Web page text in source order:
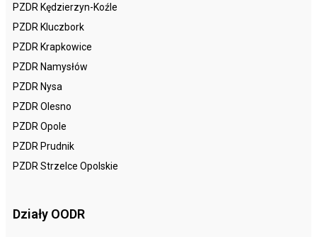
PZDR Kędzierzyn-Koźle
PZDR Kluczbork
PZDR Krapkowice
PZDR Namysłów
PZDR Nysa
PZDR Olesno
PZDR Opole
PZDR Prudnik
PZDR Strzelce Opolskie
Działy OODR